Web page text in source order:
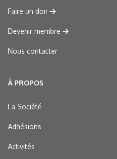
Faire un don
Devenir membre
Nous contacter
À PROPOS
La Société
Adhésions
Activités